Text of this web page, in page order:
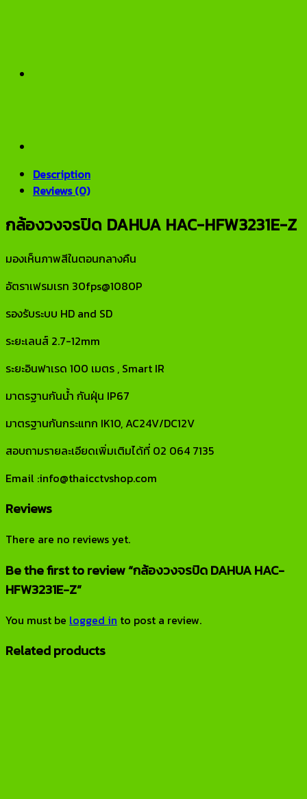
Description
Reviews (0)
กล้องวงจรปิด DAHUA HAC-HFW3231E-Z
มองเห็นภาพสีในตอนกลางคืน
อัตราเฟรมเรท 30fps@1080P
รองรับระบบ HD and SD
ระยะเลนส์ 2.7-12mm
ระยะอินฟาเรด 100 เมตร , Smart IR
มาตรฐานกันน้ำ กันฝุ่น IP67
มาตรฐานกันกระแทก IK10, AC24V/DC12V
สอบถามรายละเอียดเพิ่มเติมได้ที่ 02 064 7135
Email :info@thaicctvshop.com
Reviews
There are no reviews yet.
Be the first to review “กล้องวงจรปิด DAHUA HAC-
HFW3231E-Z”
You must be logged in to post a review.
Related products